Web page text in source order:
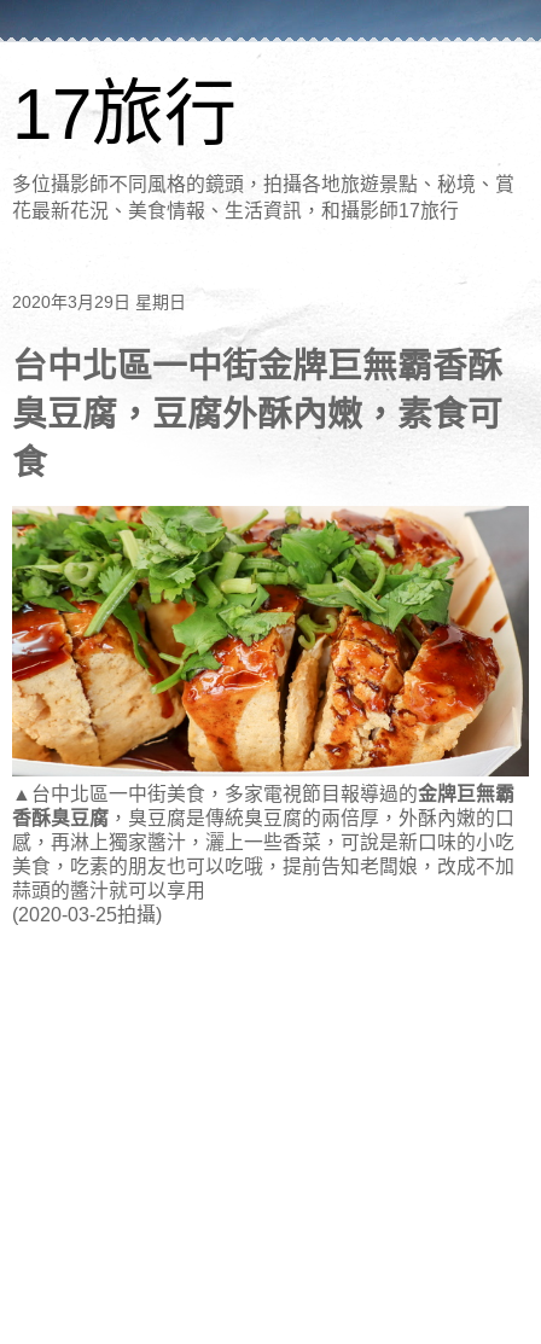
17旅行
多位攝影師不同風格的鏡頭，拍攝各地旅遊景點、秘境、賞
花最新花況、美食情報、生活資訊，和攝影師17旅行
2020年3月29日 星期日
台中北區一中街金牌巨無霸香酥
臭豆腐，豆腐外酥內嫩，素食可
食
▲台中北區一中街美食，多家電視節目報導過的金牌巨無霸
香酥臭豆腐 ，臭豆腐是傳統臭豆腐的兩倍厚，外酥內嫩的口
感，再淋上獨家醬汁，灑上一些香菜，可說是新口味的小吃
美食，吃素的朋友也可以吃哦，提前告知老闆娘，改成不加
蒜頭的醬汁就可以享用
(2020-03-25拍攝)